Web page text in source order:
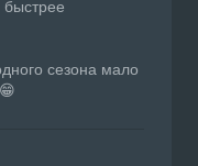
сезона мало